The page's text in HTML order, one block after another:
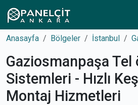
Anasayfa Bölgeler İstanbul
Gaziosmanpaşa Tel
Sistemleri - Hızlı
Montaj Hizmetleri